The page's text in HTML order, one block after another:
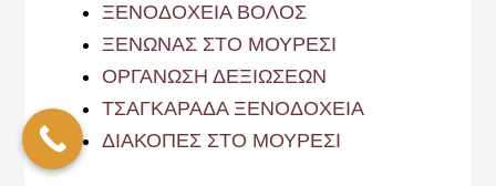
ΞΕΝΟΔΟΧΕΙΑ ΒΟΛΟΣ
ΞΕΝΩΝΑΣ ΣΤΟ ΜΟΥΡΕΣΙ
ΟΡΓΑΝΩΣΗ ΔΕΞΙΩΣΕΩΝ
ΤΣΑΓΚΑΡΑΔΑ ΞΕΝΟΔΟΧΕΙΑ
ΔΙΑΚΟΠΕΣ ΣΤΟ ΜΟΥΡΕΣΙ